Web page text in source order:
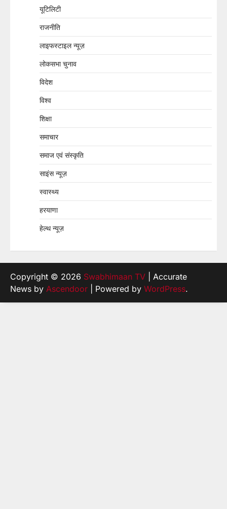
यूटिलिटी
राजनीति
लाइफस्टाइल न्यूज़
लोकसभा चुनाव
विदेश
विश्व
शिक्षा
समाचार
समाज एवं संस्कृति
साइंस न्यूज़
स्वास्थ्य
हरयाणा
हेल्थ न्यूज़
Copyright © 2026 Swabhimaan TV | Accurate
News by Ascendoor | Powered by WordPress.